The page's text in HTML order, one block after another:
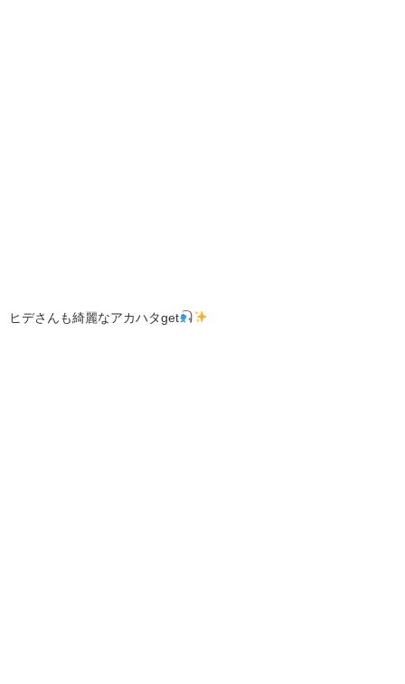
ヒデさんも綺麗なアカハタget